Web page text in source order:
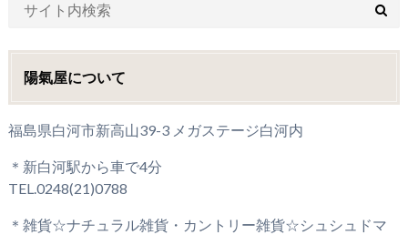
陽氣屋について
福島県白河市新高山39-3 メガステージ白河内
＊新白河駅から車で4分
TEL.0248(21)0788
＊雑貨☆ナチュラル雑貨・カントリー雑貨☆シュシュドマ